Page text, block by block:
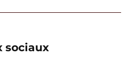
sociaux